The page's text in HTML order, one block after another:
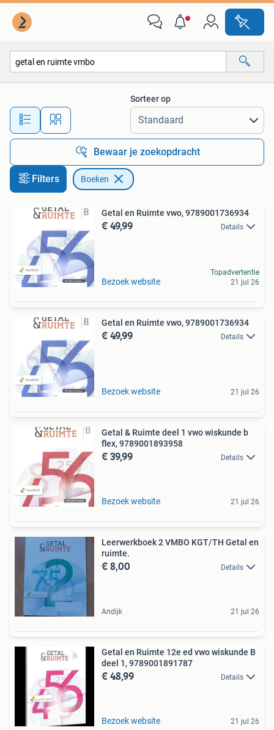
Alle afstanden…
Sorteer op
Bewaar je zoekopdracht
Filters Boeken
Getal en Ruimte vwo, 9789001736934
€ 49,99 Details
Bezoek website
Topadvertentie
21 jul 26
Getal en Ruimte vwo, 9789001736934
€ 49,99 Details
Bezoek website 21 jul 26
Getal & Ruimte deel 1 vwo wiskunde b
flex, 9789001893958
€ 39,99 Details
Bezoek website 21 jul 26
Leerwerkboek 2 VMBO KGT/TH Getal en
ruimte.
€ 8,00 Details
Andijk 21 jul 26
Getal en Ruimte 12e ed vwo wiskunde B
deel 1, 9789001891787
€ 48,99 Details
Bezoek website 21 jul 26